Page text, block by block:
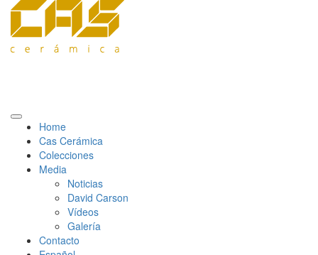
Home
Cas Cerámica
Colecciones
Media
Noticias
David Carson
Vídeos
Galería
Contacto